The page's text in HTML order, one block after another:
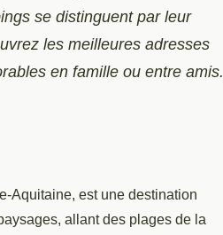
se distinguent par leur
les meilleures adresses
en famille ou entre amis.
Aquitaine, est une destination
allant des plages de la